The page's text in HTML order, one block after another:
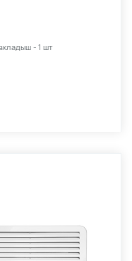
- 1 шт